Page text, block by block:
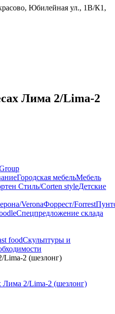
Юбилейная ул., 1В/К1,
Лима 2/Lima-2
Городская мебельМебель
Стиль/Corten styleДетские
VeronaФоррест/Forrest
Спецпредложение склада
foodСкульптуры и
Lima-2 (шезлонг)